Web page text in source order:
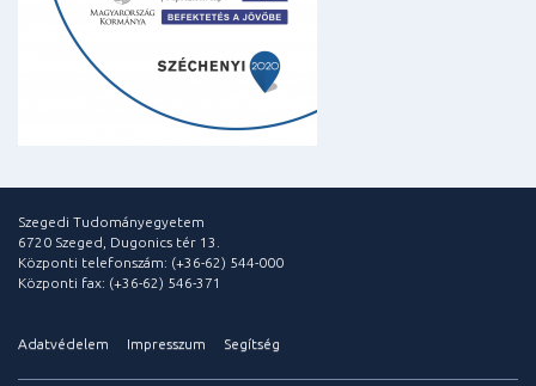
Szegedi Tudományegyetem
6720 Szeged, Dugonics tér 13.
Központi telefonszám: (+36-62) 544-000
Központi fax: (+36-62) 546-371
Adatvédelem Impresszum Segítség